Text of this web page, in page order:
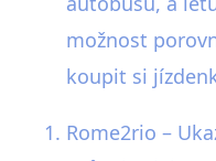
možnost
koupit si
Rome2rio –